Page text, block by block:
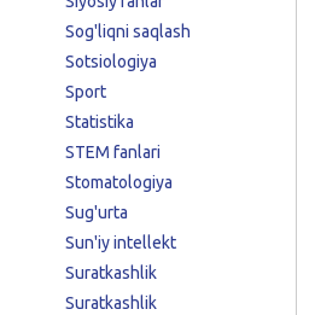
Sog'liqni saqlash
Sotsiologiya
Sport
Statistika
STEM fanlari
Stomatologiya
Sug'urta
Sun'iy intellekt
Suratkashlik
Suratkashlik